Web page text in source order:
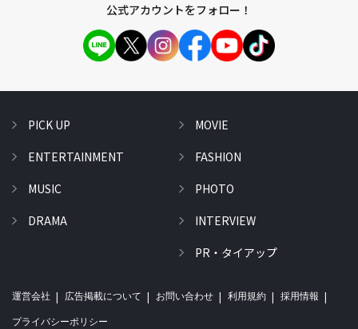
公式アカウントをフォロー！
PICK UP
ENTERTAINMENT
MUSIC
DRAMA
MOVIE
FASHION
PHOTO
INTERVIEW
PR・タイアップ
運営会社 広告掲載について お問い合わせ 利用規約 採用情報
プライバシーポリシー